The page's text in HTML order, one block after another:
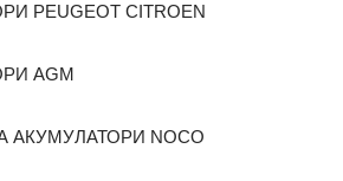
PEUGEOT CITROEN
AGM
АКУМУЛАТОРИ NOCO